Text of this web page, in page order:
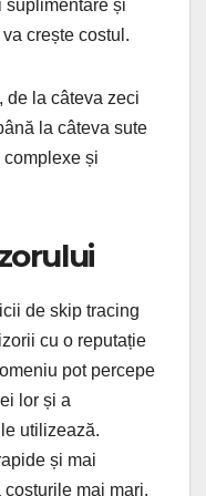
suplimentare și
crește costul.
de la câteva zeci
la câteva sute
și
de skip tracing
cu o reputație
pot percepe
lor și a
utilizează.
și mai
mai mari.